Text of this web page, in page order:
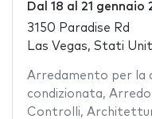
Dal 18 al 21 gennaio
3150 Paradise Rd
Las Vegas, Stati
Arredamento per la
condizionata,
Controlli,